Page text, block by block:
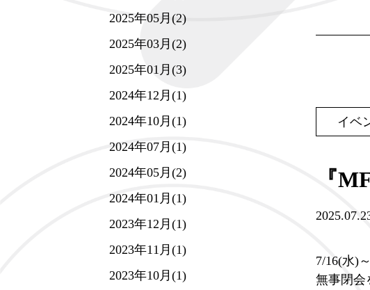
イベ
『
7/16(水)
無事閉会
2025年05月(2)
2025年03月(2)
2025年01月(3)
2024年12月(1)
2024年10月(1)
2024年07月(1)
2024年05月(2)
2024年01月(1)
2023年12月(1)
2023年11月(1)
2023年10月(1)